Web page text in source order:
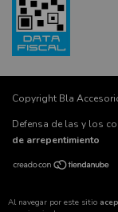
Al navegar por este sitio
Copyright Bla
Defensa de las y los
de arrepentimiento